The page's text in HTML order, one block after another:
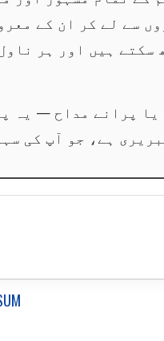
سے لے کر ان کے
سکتے ہیں اور ہر
یا پرانے مداح — یہ
ہے، جو آپ کی